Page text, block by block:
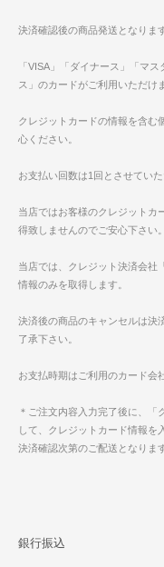
決済確認後の商品発送となりま
「VISA」「ダイナース」「マ
ス」のカードがご利用いただけ
クレジットカードの情報を含む
心ください。
お支払い回数は1回とさせていた
当店ではお客様のクレジットカ
得致しませんのでご安心下さい。
当店では、クレジット決済会社
情報のみを取得します。
決済後の商品のキャンセルは決
了承下さい。
お支払時期はご利用のカード会
＊ご注文内容入力完了後に、「
して、クレジットカード情報を
決済確認次第のご配送となりま
銀行振込